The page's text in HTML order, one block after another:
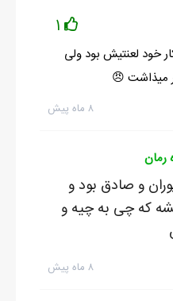
1
لعنتیش بود ولی
میذاشت 😠
۸ ماه پیش
رمان
و صادق بود و
که چی به چیه و
۸ ماه پیش